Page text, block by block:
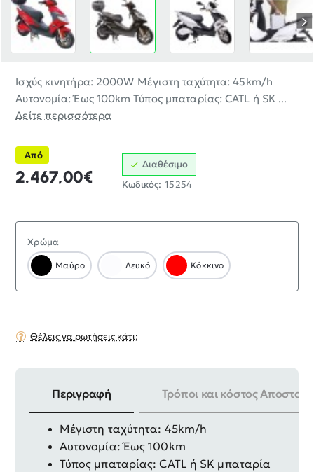
Ισχύς κινητήρα: 2000W Μέγιστη ταχύτητα: 45km/h
Αυτονομία: Έως 100km Τύπος μπαταρίας: CATL ή SK ...
Δείτε περισσότερα
Από
2.467,00€
Διαθέσιμο
Κωδικός: 15254
Χρώμα
Μαύρο Λευκό Κόκκινο
Θέλεις να ρωτήσεις κάτι;
Περιγραφή
Τρόποι και κόστος
Ισχύς κινητήρα: 2000W
Μέγιστη ταχύτητα: 45km/h
Αυτονομία: Έως 100km
Τύπος μπαταρίας: CATL ή SK μπαταρία